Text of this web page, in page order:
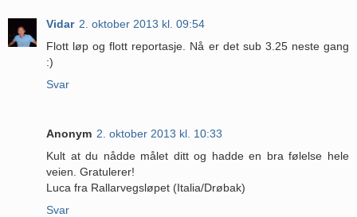
Vidar 2. oktober 2013 kl. 09:54
Flott løp og flott reportasje. Nå er det sub 3.25 neste gang
:)
Svar
Anonym 2. oktober 2013 kl. 10:33
Kult at du nådde målet ditt og hadde en bra følelse hele
veien. Gratulerer!
Luca fra Rallarvegsløpet (Italia/Drøbak)
Svar